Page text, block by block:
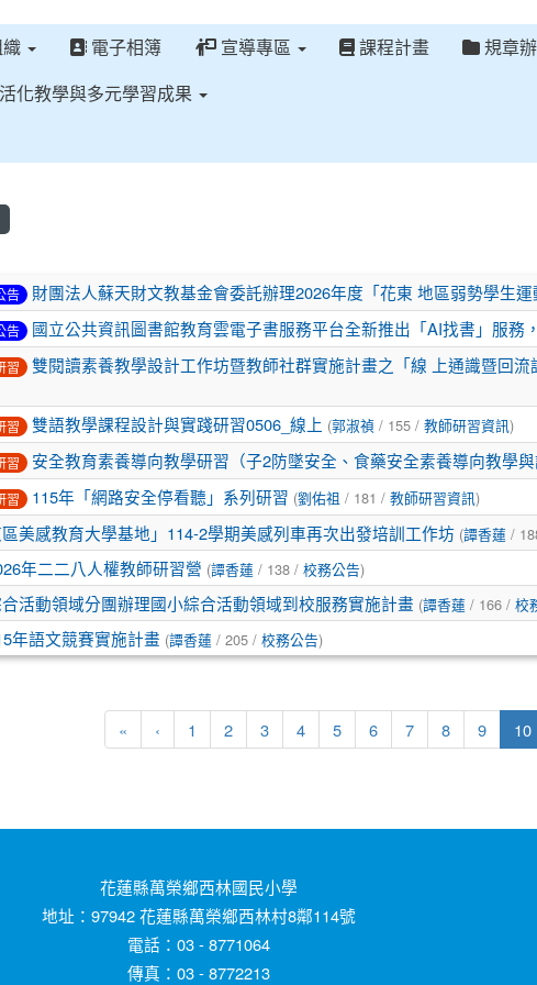
電子相簿 宣導專區 課程計畫 規章
活化教學與多元學習成果
告 財團法人蘇天財文教基金會委託辦理2026年度「花東 地區弱勢學生
告 國立公共資訊圖書館教育雲電子書服務平台全新推出「AI找書」服務
習 雙閱讀素養教學設計工作坊暨教師社群實施計畫之「線 上通識暨回流
習 雙語教學課程設計與實踐研習0506_線上 (郭淑禎/ 155 / 教師研習資訊)
習 安全教育素養導向教學研習（子2防墜安全、食藥安全素養導向教學與
習 115年「網路安全停看聽」系列研習 (劉佑祖 / 181 / 教師研習資訊)
美感教育大學基地」114-2學期美感列車再次出發培訓工作坊 (譚香蓮 /
年二二八人權教師研習營 (譚香蓮 / 138 / 校務公告)
活動領域分團辦理國小綜合活動領域到校服務實施計畫 (譚香蓮 / 166 / 校
年語文競賽實施計畫 (譚香蓮 / 205 / 校務公告)
«第一頁
‹上一頁
1 2 3 4 5 6 7 8 9 10
花蓮縣萬榮鄉西林國民小學
地址：97942 花蓮縣萬榮鄉西林村8鄰114號
電話：03 - 8771064
傳真：03 - 8772213